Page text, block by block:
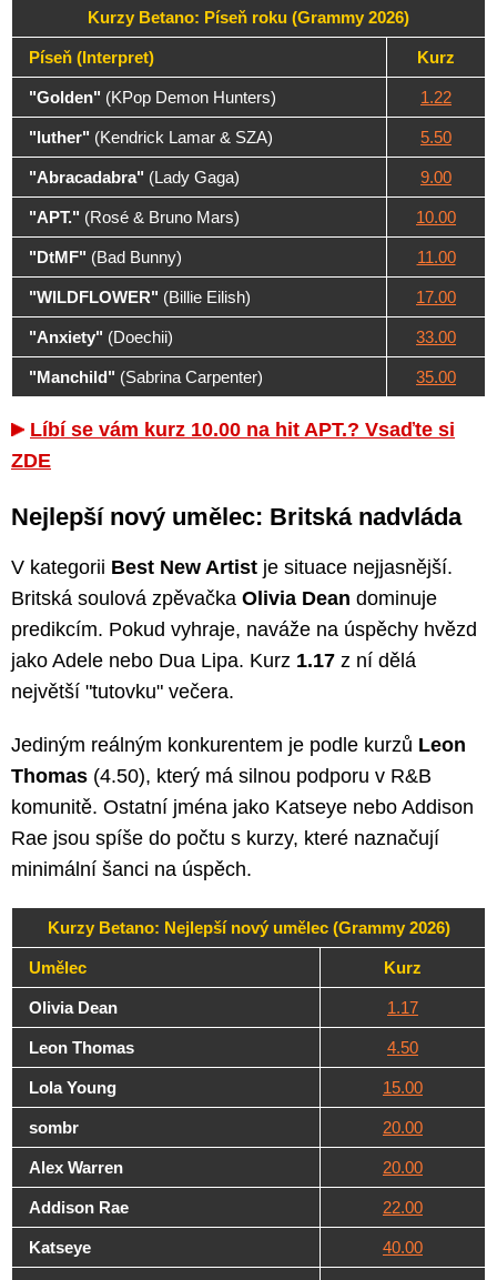
Kurzy Betano: Píseň roku (Grammy 2026)
Píseň (Interpret) Kurz
"Golden" (KPop Demon Hunters) 1.22
"luther" (Kendrick Lamar & SZA) 5.50
"Abracadabra" (Lady Gaga) 9.00
"APT." (Rosé & Bruno Mars) 10.00
"DtMF" (Bad Bunny) 11.00
"WILDFLOWER" (Billie Eilish) 17.00
"Anxiety" (Doechii) 33.00
"Manchild" (Sabrina Carpenter) 35.00
Líbí se vám kurz 10.00 na hit APT.? Vsaďte si
ZDE
Nejlepší nový umělec: Britská nadvláda
V kategorii Best New Artist je situace nejjasnější.
Britská soulová zpěvačka Olivia Dean dominuje
predikcím. Pokud vyhraje, naváže na úspěchy hvězd
jako Adele nebo Dua Lipa. Kurz 1.17 z ní dělá
největší "tutovku" večera.
Jediným reálným konkurentem je podle kurzů Leon
Thomas (4.50), který má silnou podporu v R&B
komunitě. Ostatní jména jako Katseye nebo Addison
Rae jsou spíše do počtu s kurzy, které naznačují
minimální šanci na úspěch.
Kurzy Betano: Nejlepší nový umělec (Grammy 2026)
Umělec Kurz
Olivia Dean 1.17
Leon Thomas 4.50
Lola Young 15.00
sombr 20.00
Alex Warren 20.00
Addison Rae 22.00
Katseye 40.00